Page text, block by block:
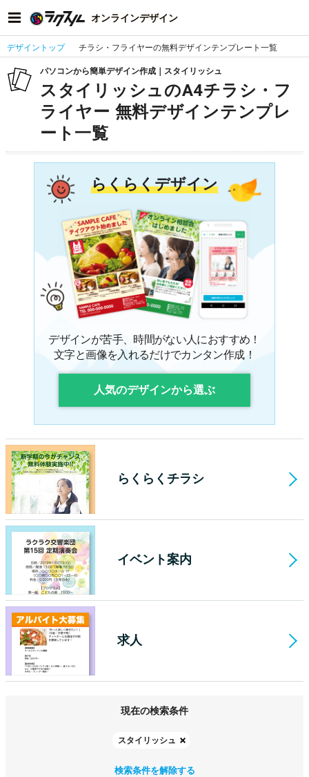
オンラインデザイン
デザイントップ チラシ・フライヤーの無料デザインテンプレート一覧
パソコンから簡単デザイン作成｜スタイリッシュ
スタイリッシュのA4チラシ・フ
ライヤー 無料デザインテンプレ
ート一覧
らくらくデザイン
デザインが苦手、時間がない人におすすめ！
文字と画像を入れるだけでカンタン作成！
人気のデザインから選ぶ
らくらくチラシ
イベント案内
求人
現在の検索条件
スタイリッシュ
検索条件を解除する